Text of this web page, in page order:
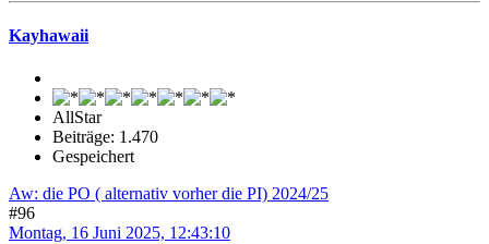
Kayhawaii
AllStar
Beiträge: 1.470
Gespeichert
Aw: die PO ( alternativ vorher die PI) 2024/25
#96
Montag, 16 Juni 2025, 12:43:10